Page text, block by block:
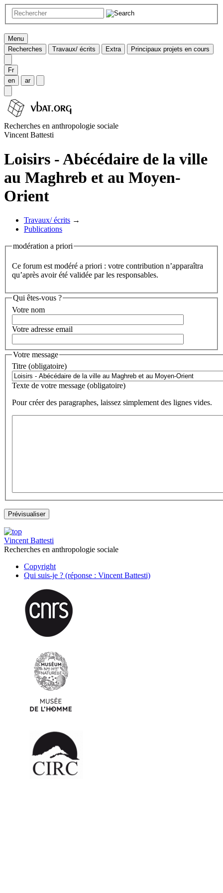
Menu
Recherches
Travaux/ écrits Extra Principaux projets en cours
Fr
en
ar
Recherches en anthropologie sociale
Vincent Battesti
Loisirs - Abécédaire de la ville
au Maghreb et au Moyen-
Orient
Travaux/ écrits →
Publications
modération a priori
Ce forum est modéré a priori : votre contribution n’apparaîtra
qu’après avoir été validée par les responsables.
Qui êtes-vous ?
Votre nom
Votre adresse email
Votre message
Titre (obligatoire)
Texte de votre message (obligatoire)
Pour créer des paragraphes, laissez simplement des lignes vides.
Vincent Battesti
Recherches en anthropologie sociale
Copyright
Qui suis-je ? (réponse : Vincent Battesti)